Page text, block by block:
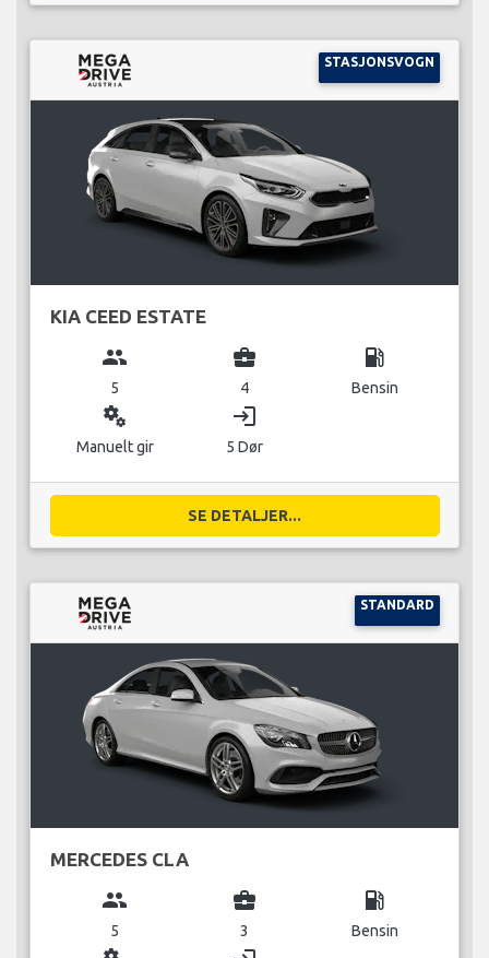
STASJONSVOGN
KIA CEED ESTATE
group
5
business_center
4
local_gas_station
Bensin
miscellaneous_services
Manuelt gir
login
5 Dør
SE DETALJER...
STANDARD
MERCEDES CLA
group
5
business_center
3
local_gas_station
Bensin